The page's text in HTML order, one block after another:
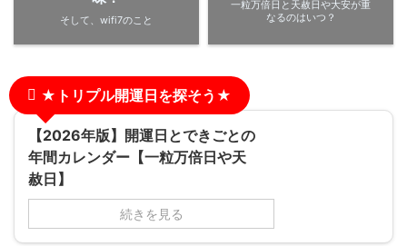
そして、wifi7のこと
一粒万倍日と天赦日や大安が重
なるのはいつ？
★トリプル開運日を探そう★
【2026年版】開運日とできごとの
年間カレンダー【一粒万倍日や天
赦日】
続きを見る